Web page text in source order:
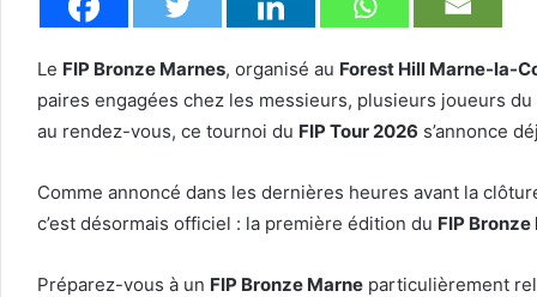
Le FIP Bronze Marnes, organisé au Forest Hill Marne-la-
paires engagées chez les messieurs, plusieurs joueurs du
au rendez-vous, ce tournoi du FIP Tour 2026 s’annonce
Comme annoncé dans les dernières heures avant la
c’est désormais officiel : la première édition du FIP
Préparez-vous à un FIP Bronze Marne particulièrement